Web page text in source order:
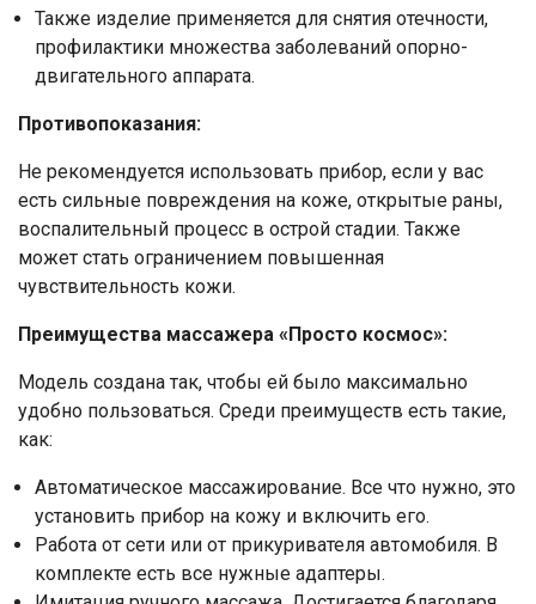
Также изделие применяется для снятия отечности,
профилактики множества заболеваний опорно-
двигательного аппарата.
Противопоказания:
Не рекомендуется использовать прибор, если у вас
есть сильные повреждения на коже, открытые раны,
воспалительный процесс в острой стадии. Также
может стать ограничением повышенная
чувствительность кожи.
Преимущества массажера «Просто космос»:
Модель создана так, чтобы ей было максимально
удобно пользоваться. Среди преимуществ есть такие,
как:
Автоматическое массажирование. Все что нужно, это
установить прибор на кожу и включить его.
Работа от сети или от прикуривателя автомобиля. В
комплекте есть все нужные адаптеры.
Номер телефона
Отправить